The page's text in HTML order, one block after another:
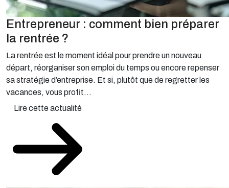
Entrepreneur : comment bien préparer
la rentrée ?
La rentrée est le moment idéal pour prendre un nouveau
départ, réorganiser son emploi du temps ou encore repenser
sa stratégie d’entreprise. Et si, plutôt que de regretter les
vacances, vous profit...
Lire cette actualité